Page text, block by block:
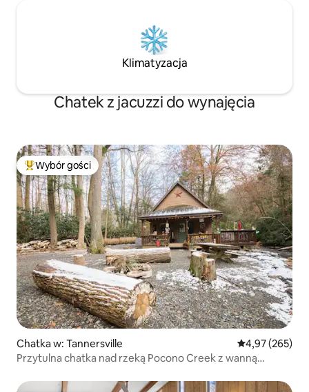
Klimatyzacja
Chatek z jacuzzi do wynajęcia
Najpopularniejsze z kategorii Wybór gości
Wybór gości
Chatka w: Tannersville Średnia
4,97 (265)
Przytulna chatka nad rzeką Pocono Creek z wanną